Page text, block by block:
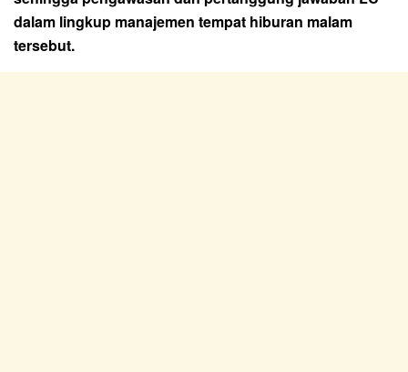
dalam lingkup manajemen tempat hiburan malam
tersebut.